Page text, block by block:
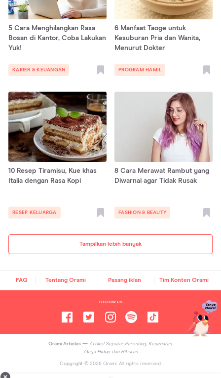
Tampilkan lebih banyak
5 Cara Menghilangkan Rasa
Bosan di Kantor, Coba Lakukan
Yuk!
KARIER & KEUANGAN
6 Manfaat Taoge untuk
Kesuburan Pria dan Wanita,
Menurut Dokter
PROGRAM HAMIL
10 Resep Tiramisu, Kue khas
Italia dengan Rasa Kopi
RESEP KELUARGA
8 Cara Merawat Rambut yang
Diwarnai agar Tidak Rusak
FASHION & BEAUTY
FAQ Tentang Orami Pasang iklan Tim Konten Orami
FOLLOW US
Orami Articles — Artikel Seputar Parenting, Kesehatan,
Gaya Hidup dan Hiburan
Copyright © 2026Orami. All rights reserved.